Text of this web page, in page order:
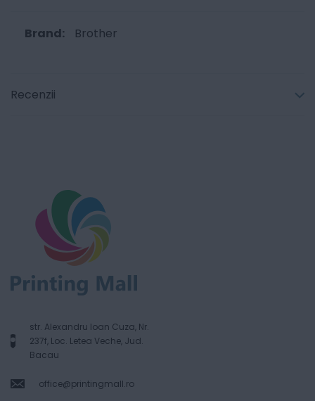
Brother
Recenzii
str. Alexandru Ioan Cuza, Nr.
237f, Loc. Letea Veche, Jud.
Bacau
office@printingmall.ro